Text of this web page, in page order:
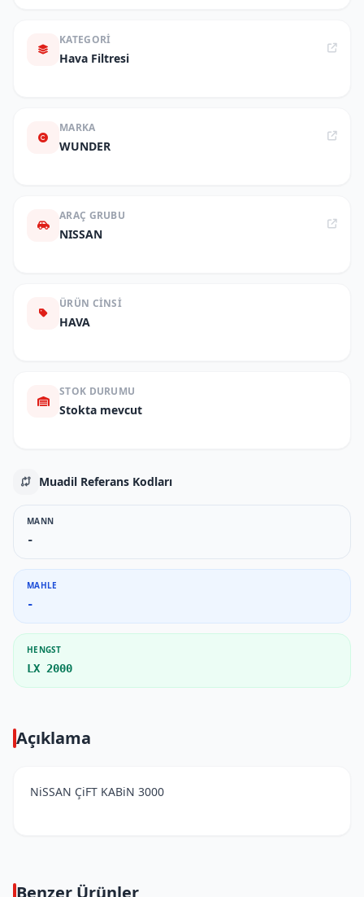
KATEGORI
Hava Filtresi
MARKA
WUNDER
ARAÇ GRUBU
NISSAN
ÜRÜN CINSI
HAVA
STOK DURUMU
Stokta mevcut
Muadil Referans Kodları
MANN
-
MAHLE
-
HENGST
LX 2000
Açıklama
NiSSAN ÇiFT KABiN 3000
Benzer Ürünler